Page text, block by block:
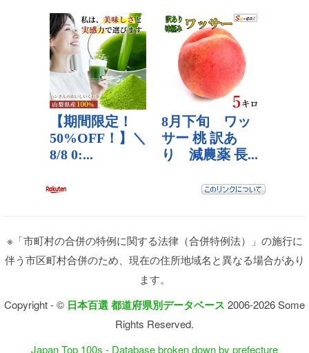
※「市町村の合併の特例に関する法律（合併特例法）」の施行に
伴う市区町村合併のため、現在の住所地域名と異なる場合があり
ます。
Copyright - © 日本百選 都道府県別データベース 2006-2026 Some
Rights Reserved.
Japan Top 100s - Database broken down by prefecture